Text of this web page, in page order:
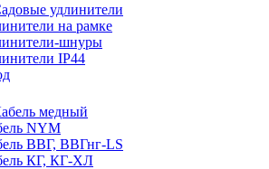
удлинители
на рамке
шнуры
IP44
медный
NYM
ВВГ, ВВГнг-LS
КГ, КГ-ХЛ